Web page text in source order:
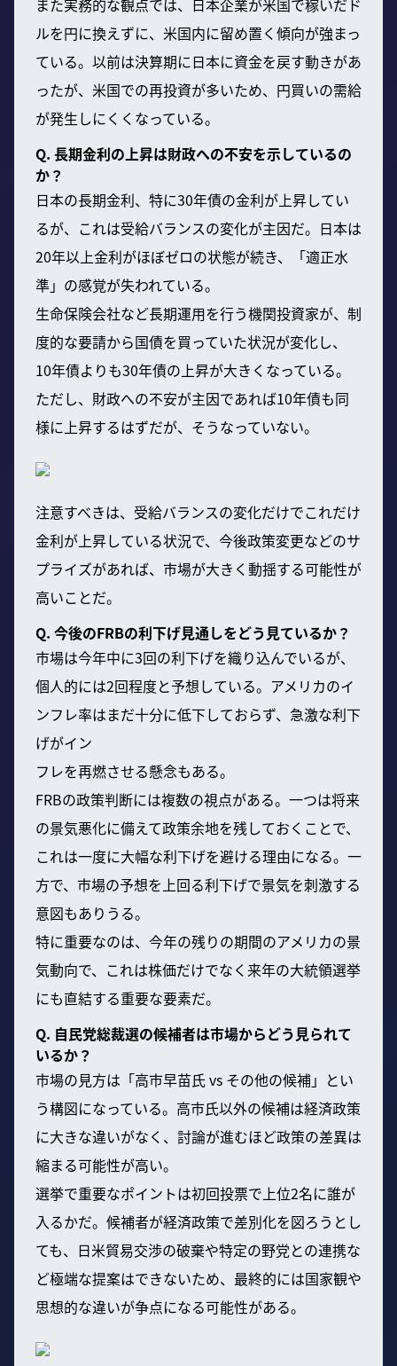
ルを円に換えずに、米国内に留め置く傾向が強まっ
ている。以前は決算期に日本に資金を戻す動きがあ
ったが、米国での再投資が多いため、円買いの需給
が発生しにくくなっている。
Q. 長期金利の上昇は財政への不安を示しているの
か？
日本の長期金利、特に30年債の金利が上昇してい
るが、これは受給バランスの変化が主因だ。日本は
20年以上金利がほぼゼロの状態が続き、「適正水
準」の感覚が失われている。
生命保険会社など長期運用を行う機関投資家が、制
度的な要請から国債を買っていた状況が変化し、
10年債よりも30年債の上昇が大きくなっている。
ただし、財政への不安が主因であれば10年債も同
様に上昇するはずだが、そうなっていない。
注意すべきは、受給バランスの変化だけでこれだけ
金利が上昇している状況で、今後政策変更などのサ
プライズがあれば、市場が大きく動揺する可能性が
高いことだ。
Q. 今後のFRBの利下げ見通しをどう見ているか？
市場は今年中に3回の利下げを織り込んでいるが、
個人的には2回程度と予想している。アメリカのイ
ンフレ率はまだ十分に低下しておらず、急激な利下
げがイン
フレを再燃させる懸念もある。
FRBの政策判断には複数の視点がある。一つは将来
の景気悪化に備えて政策余地を残しておくことで、
これは一度に大幅な利下げを避ける理由になる。一
方で、市場の予想を上回る利下げで景気を刺激する
意図もありうる。
特に重要なのは、今年の残りの期間のアメリカの景
気動向で、これは株価だけでなく来年の大統領選挙
にも直結する重要な要素だ。
Q. 自民党総裁選の候補者は市場からどう見られて
いるか？
市場の見方は「高市早苗氏 vs その他の候補」とい
う構図になっている。高市氏以外の候補は経済政策
に大きな違いがなく、討論が進むほど政策の差異は
縮まる可能性が高い。
選挙で重要なポイントは初回投票で上位2名に誰が
入るかだ。候補者が経済政策で差別化を図ろうとし
ても、日米貿易交渉の破棄や特定の野党との連携な
ど極端な提案はできないため、最終的には国家観や
思想的な違いが争点になる可能性がある。